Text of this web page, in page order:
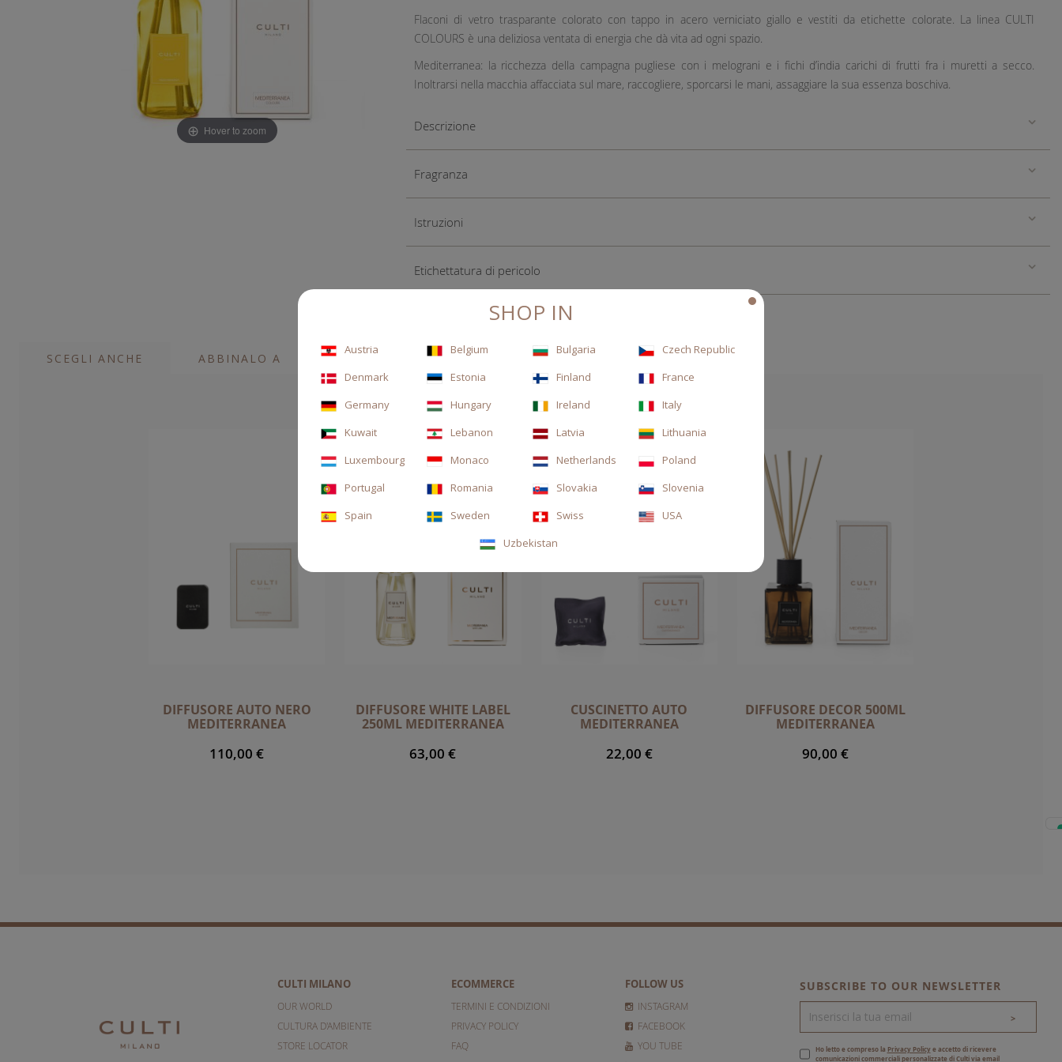
Flaconi di vetro trasparante colorato con tappo in acero verniciato giallo e vestiti da etichette colorate. La linea CULTI
COLOURS è una deliziosa ventata di energia che dà vita ad ogni spazio.
Mediterranea: la ricchezza della campagna pugliese con i melograni e i fichi d’india carichi di frutti fra i muretti a secco.
Inoltrarsi nella macchia affacciata sul mare, raccogliere, sporcarsi le mani, assaggiare la sua essenza boschiva.
Descrizione
Fragranza
Istruzioni
Etichettatura di pericolo
Hover to zoom
SCEGLI ANCHE
DIFFUSORE AUTO NERO
MEDITERRANEA
110,00 €
DIFFUSORE WHITE LABEL
250ML MEDITERRANEA
63,00 €
CUSCINETTO AUTO
MEDITERRANEA
22,00 €
DIFFUSORE DECOR 500ML
MEDITERRANEA
90,00 €
ABBINALO A
CULTI MILANO
OUR WORLD
CULTURA D'AMBIENTE
STORE LOCATOR
ECOMMERCE
TERMINI E CONDIZIONI
PRIVACY POLICY
FAQ
FOLLOW US
INSTAGRAM
FACEBOOK
YOU TUBE
SUBSCRIBE TO OUR NEWSLETTER
>
Ho letto e compreso la Privacy Policy e accetto di ricevere
comunicazioni commerciali personalizzate di Culti via email
SHOP IN
Austria Belgium Bulgaria
Czech Republic
Denmark
Estonia Finland
France
Germany
Hungary Ireland
Italy
Kuwait
Lebanon Latvia
Lithuania
Luxembourg
Monaco Netherlands
Poland
Portugal
Romania Slovakia
Slovenia
Spain
Sweden Swiss
USA
Uzbekistan